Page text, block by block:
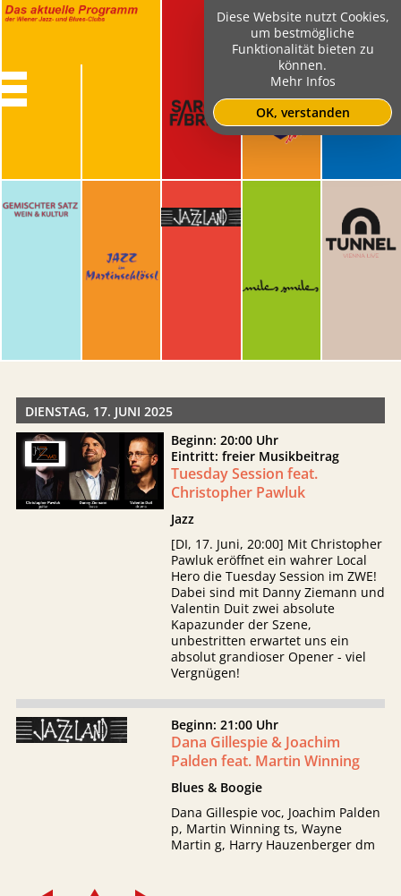
DIENSTAG, 17. JUNI 2025
Beginn: 20:00 Uhr
Eintritt: freier Musikbeitrag
Tuesday Session feat.
Christopher Pawluk
Jazz
[DI, 17. Juni, 20:00] Mit Christopher
Pawluk eröffnet ein wahrer Local
Hero die Tuesday Session im ZWE!
Dabei sind mit Danny Ziemann und
Valentin Duit zwei absolute
Kapazunder der Szene,
unbestritten erwartet uns ein
absolut grandioser Opener - viel
Vergnügen!
Beginn: 21:00 Uhr
Dana Gillespie & Joachim
Palden feat. Martin Winning
Blues & Boogie
Dana Gillespie voc, Joachim Palden
p, Martin Winning ts, Wayne
Martin g, Harry Hauzenberger dm
Diese Website nutzt Cookies,
um bestmögliche
Funktionalität bieten zu
können.
Mehr Infos
OK, verstanden